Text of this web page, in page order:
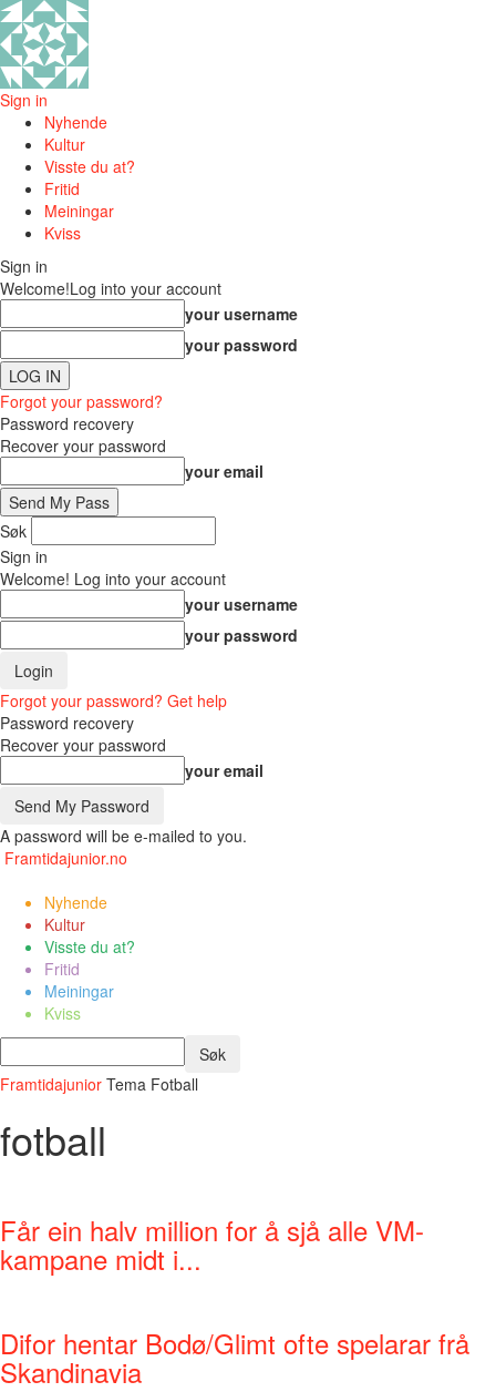
Sign in
Nyhende
Kultur
Visste du at?
Fritid
Meiningar
Kviss
Sign in
Welcome!Log into your account
your username
your password
Forgot your password?
Password recovery
Recover your password
your email
Søk
Sign in
Welcome! Log into your account
your username
your password
Forgot your password? Get help
Password recovery
Recover your password
your email
A password will be e-mailed to you.
Framtidajunior.no
Nyhende
Kultur
Visste du at?
Fritid
Meiningar
Kviss
Framtidajunior Tema Fotball
fotball
Får ein halv million for å sjå alle VM-
kampane midt i...
Difor hentar Bodø/Glimt ofte spelarar frå
Skandinavia